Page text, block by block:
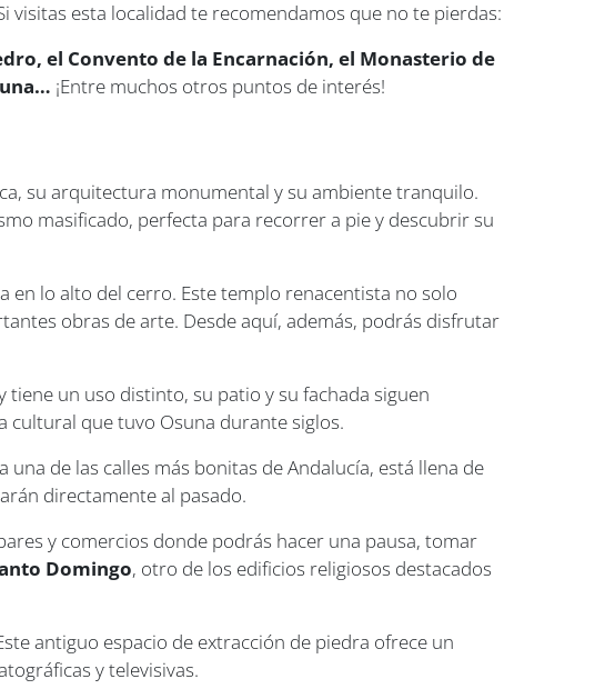
visitas esta localidad te recomendamos que no te pierdas:
el Convento de la Encarnación, el Monasterio de
¡Entre muchos otros puntos de interés!
su arquitectura monumental y su ambiente tranquilo.
masificado, perfecta para recorrer a pie y descubrir su
en lo alto del cerro. Este templo renacentista no solo
obras de arte. Desde aquí, además, podrás disfrutar
tiene un uso distinto, su patio y su fachada siguen
cultural que tuvo Osuna durante siglos.
de las calles más bonitas de Andalucía, está llena de
directamente al pasado.
y comercios donde podrás hacer una pausa, tomar
Domingo, otro de los edificios religiosos destacados
antiguo espacio de extracción de piedra ofrece un
y televisivas.